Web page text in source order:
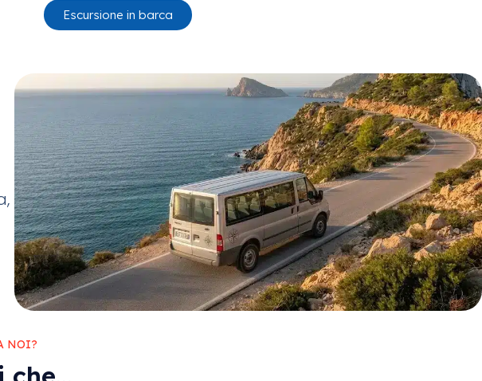
Escursione in barca
NOI?